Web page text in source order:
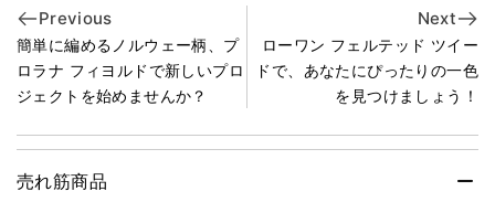
売れ筋商品
Previous
簡単に編めるノルウェー柄、プ
ロラナ フィヨルドで新しいプロ
ジェクトを始めませんか？
Next
ローワン フェルテッド ツイー
ドで、あなたにぴったりの一色
を見つけましょう！